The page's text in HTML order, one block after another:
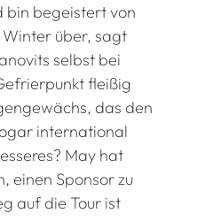
bin begeistert von
über, sagt
selbst bei
fleißig
das den
international
May hat
einen Sponsor zu
auf die Tour ist